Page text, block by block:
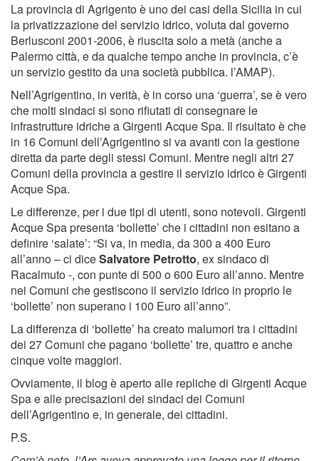
La provincia di Agrigento è uno dei casi della Sicilia in cui
la privatizzazione del servizio idrico, voluta dal governo
Berlusconi 2001-2006, è riuscita solo a metà (anche a
Palermo città, e da qualche tempo anche in provincia, c’è
un servizio gestito da una società pubblica. l’AMAP).
Nell’Agrigentino, in verità, è in corso una ‘guerra’, se è vero
che molti sindaci si sono rifiutati di consegnare le
infrastrutture idriche a Girgenti Acque Spa. Il risultato è che
in 16 Comuni dell’Agrigentino si va avanti con la gestione
diretta da parte degli stessi Comuni. Mentre negli altri 27
Comuni della provincia a gestire il servizio idrico è Girgenti
Acque Spa.
Le differenze, per i due tipi di utenti, sono notevoli. Girgenti
Acque Spa presenta ‘bollette’ che i cittadini non esitano a
definire ‘salate’: “Si va, in media, da 300 a 400 Euro
all’anno – ci diceSalvatore Petrotto, ex sindaco di
Racalmuto -, con punte di 500 o 600 Euro all’anno. Mentre
nei Comuni che gestiscono il servizio idrico in proprio le
‘bollette’ non superano i 100 Euro all’anno”.
La differenza di ‘bollette’ ha creato malumori tra i cittadini
dei 27 Comuni che pagano ‘bollette’ tre, quattro e anche
cinque volte maggiori.
Ovviamente, il blog è aperto alle repliche di Girgenti Acque
Spa e alle precisazioni dei sindaci dei Comuni
dell’Agrigentino e, in generale, dei cittadini.
P.S.